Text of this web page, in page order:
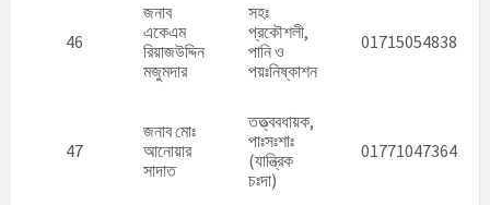
46
জনাব
একেএম
রিয়াজউদ্দিন
মজুমদার
সহঃ
প্রকৌশলী,
পানি ও
পয়ঃনিষ্কাশন
01715054838
47
জনাব মোঃ
আনোয়ার
সাদাত
তত্ত্ববধায়ক,
পাঃসঃশাঃ
(যান্ত্রিক
চঃদা)
01771047364